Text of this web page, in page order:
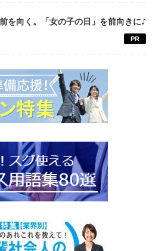
を向く。「女の子の日」を前向きに♪
PR